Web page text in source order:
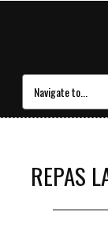
REPAS